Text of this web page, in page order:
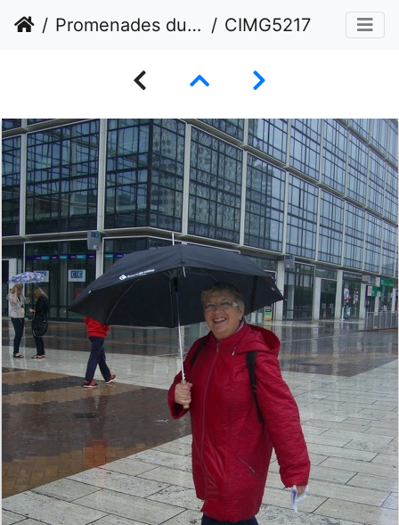
Promenades du Conseil Gal juin 2012 CIMG5217